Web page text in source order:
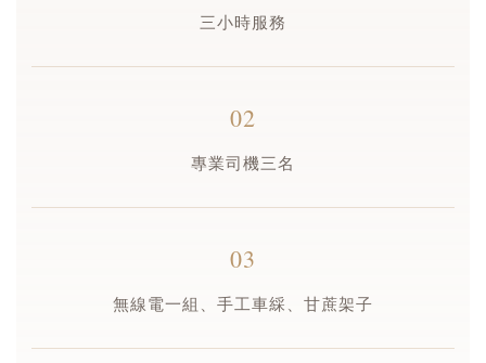
三小時服務
02
專業司機三名
03
無線電一組、手工車綵、甘蔗架子